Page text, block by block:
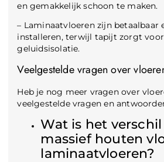
en gemakkelijk schoon te maken.
– Laminaatvloeren zijn betaalbaar
installeren, terwijl tapijt zorgt
geluidsisolatie.
Veelgestelde vragen over
Heb je nog meer vragen over
veelgestelde vragen en
Wat is het
massief houten
laminaatvloeren?